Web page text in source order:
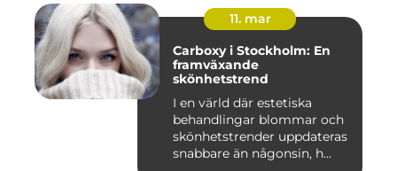
11. mar
Carboxy i Stockholm: En
framväxande
skönhetstrend
I en värld där estetiska
behandlingar blommar och
skönhetstrender uppdateras
snabbare än någonsin, h...